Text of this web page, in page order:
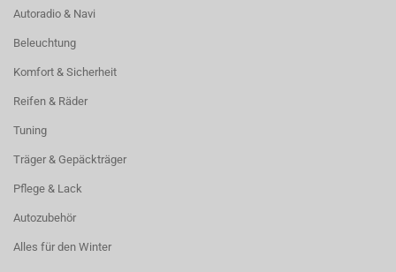
Autoradio & Navi
Beleuchtung
Komfort & Sicherheit
Reifen & Räder
Tuning
Träger & Gepäckträger
Pflege & Lack
Autozubehör
Alles für den Winter